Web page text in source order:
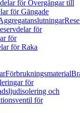
för Övergångar till
för Gängade
för
för
för Raka
Förbrukningsmaterial
för
och
för